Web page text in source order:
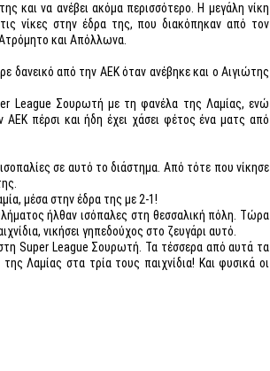
και να ανέβει ακόμα περισσότερο. Η μεγάλη νίκη
νίκες στην έδρα της, που διακόπηκαν από τον
και Απόλλωνα.
δανεικό από την ΑΕΚ όταν ανέβηκε και ο Αιγιώτης
League Σουρωτή με τη φανέλα της Λαμίας, ενώ
ΑΕΚ πέρσι και ήδη έχει χάσει φέτος ένα ματς από
σε αυτό το διάστημα. Από τότε που νίκησε
μέσα στην έδρα της με 2-1!
ήλθαν ισόπαλες στη θεσσαλική πόλη. Τώρα
νικήσει γηπεδούχος στο ζευγάρι αυτό.
Super League Σουρωτή. Τα τέσσερα από αυτά τα
Λαμίας στα τρία τους παιχνίδια! Και φυσικά οι